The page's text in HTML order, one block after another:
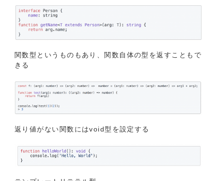
関数型というものもあり、関数⾃体の型を返すこともで
きる
返り値がない関数にはvoid型を設定する